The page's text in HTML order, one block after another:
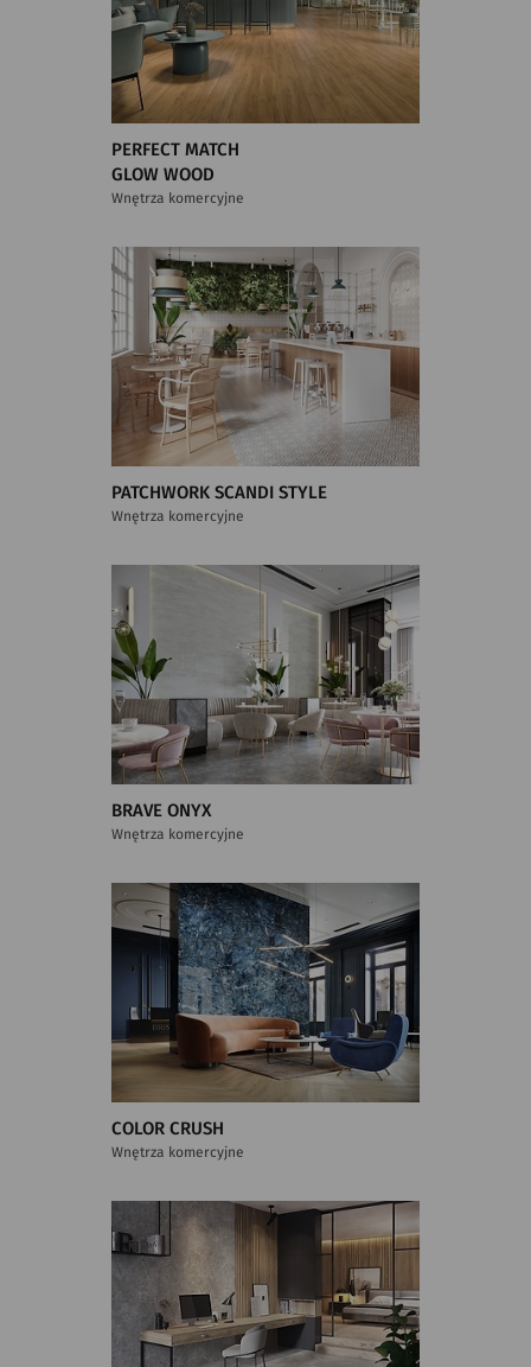
PERFECT MATCH
GLOW WOOD
Wnętrza komercyjne
PATCHWORK SCANDI STYLE
Wnętrza komercyjne
BRAVE ONYX
Wnętrza komercyjne
COLOR CRUSH
Wnętrza komercyjne